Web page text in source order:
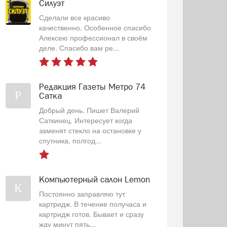
Силуэт
Сделали все красиво
качественно. Особенное спасибо
Алексею профессионал в своём
деле. Спасибо вам ре...
Р
Редакция Газеты Метро 74
Сатка
Добрый день. Пишет Валерий
Саткинец. Интересует когда
заменят стекло на остановке у
спутника, полгод...
К
Компьютерный салон Lemon
Постоянно заправляю тут
картридж. В течение получаса и
картридж готов. Бывает и сразу
жду минут пять...